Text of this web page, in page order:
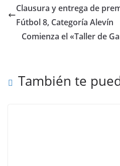
Clausura y entrega de
Fútbol 8, Categoría Alevín
Comienza el «Taller de
También te